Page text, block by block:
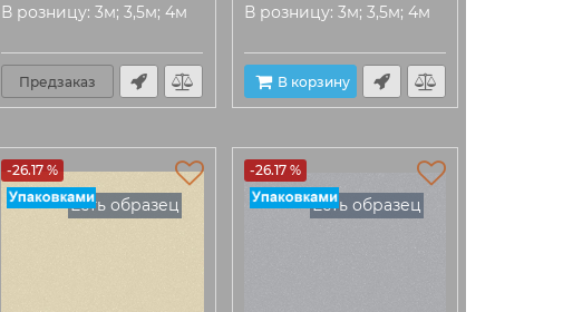
В розницу: 3м; 3,5м; 4м
Предзаказ
В розницу: 3м; 3,5м; 4м
В корзину
-26.17 %
Есть образец
-26.17 %
Есть образец